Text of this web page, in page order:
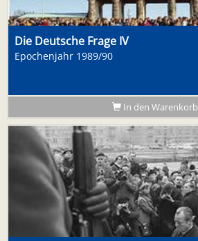
Die Deutsche Frage IV
Epochenjahr 1989/90
In den Warenkorb